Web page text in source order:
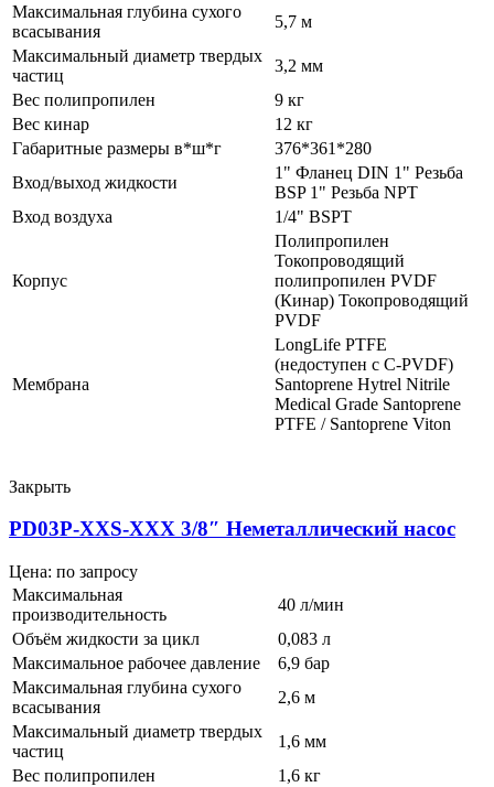
Максимальная глубина сухого
всасывания
5,7 м
Максимальный диаметр твердых
частиц
3,2 мм
Вес полипропилен
9 кг
Вес кинар
12 кг
Габаритные размеры в*ш*г
376*361*280
Вход/выход жидкости
1" Фланец DIN 1" Резьба
BSP 1" Резьба NPT
Вход воздуха
1/4" BSPT
Корпус
Полипропилен
Токопроводящий
полипропилен PVDF
(Кинар) Токопроводящий
PVDF
Мембрана
LongLife PTFE
(недоступен с C-PVDF)
Santoprene Hytrel Nitrile
Medical Grade Santoprene
PTFE / Santoprene Viton
Закрыть
PD03P-XXS-XXX 3/8″ Неметаллический насос
Цена: по запросу
Максимальная
производительность
40 л/мин
Объём жидкости за цикл
0,083 л
Максимальное рабочее давление
6,9 бар
Максимальная глубина сухого
всасывания
2,6 м
Максимальный диаметр твердых
частиц
1,6 мм
Вес полипропилен
1,6 кг